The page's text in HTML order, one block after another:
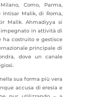
Como, Parma,
Malik, di Roma,
Malik. Ahmadiyya si
in attività di
costruito e gestisce
principale di
dove un canale
sua forma più vera
accusa di eresia e